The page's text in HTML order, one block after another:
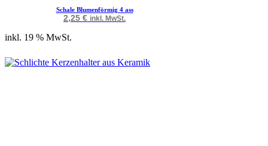
Schale Blumenförmig 4 ass
2,25 € inkl. MwSt.
inkl. 19 % MwSt.